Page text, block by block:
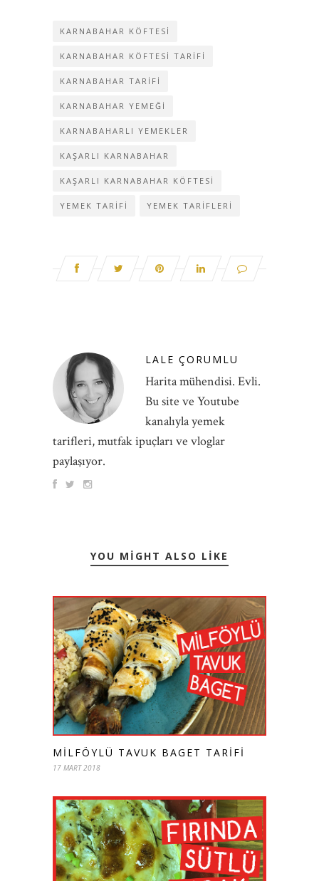
KARNABAHAR KÖFTESI
KARNABAHAR KÖFTESI TARIFI
KARNABAHAR TARIFI
KARNABAHAR YEMEĞI
KARNABAHARLI YEMEKLER
KAŞARLI KARNABAHAR
KAŞARLI KARNABAHAR KÖFTESI
YEMEK TARIFI YEMEK TARIFLERI
LALE ÇORUMLU
Harita mühendisi. Evli.
Bu site ve Youtube
kanalıyla yemek
tarifleri, mutfak ipuçları ve vloglar
paylaşıyor.
YOU MIGHT ALSO LIKE
MILFÖYLÜ TAVUK BAGET TARIFI
17 MART 2018